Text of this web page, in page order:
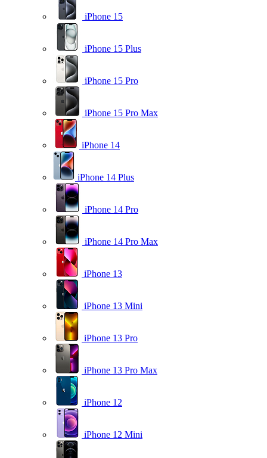
iPhone 15
iPhone 15 Plus
iPhone 15 Pro
iPhone 15 Pro Max
iPhone 14
iPhone 14 Plus
iPhone 14 Pro
iPhone 14 Pro Max
iPhone 13
iPhone 13 Mini
iPhone 13 Pro
iPhone 13 Pro Max
iPhone 12
iPhone 12 Mini